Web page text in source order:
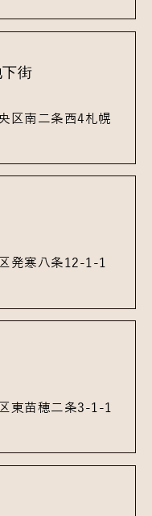
街
区南二条西4札幌
発寒八条12-1-1
東苗穂二条3-1-1